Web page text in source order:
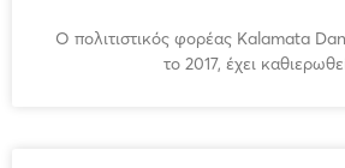
Ο πολιτιστικός φορέας Kalamata
το 2017, έχει